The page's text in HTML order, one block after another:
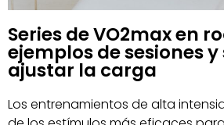
Series de VO2max en
ejemplos de sesiones
ajustar la carga
Los entrenamientos de alta